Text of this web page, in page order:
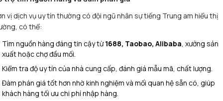
vị dịch vụ uy tín thường có đội ngũ nhân sự tiếng Trung am hiểu thị
có thể:
Tìm nguồn hàng đáng tin cậy từ1688, Taobao, Alibaba, xưởng sản
xuất hoặc chợ đầu mối.
Kiểm tra độ uy tín của nhà cung cấp, đánh giá mẫu mã, chất lượng.
Đàm phán giá tốt hơn nhờ kinh nghiệm và mối quan hệ sẵn có, giúp
khách hàng tối ưu chi phí nhập hàng.